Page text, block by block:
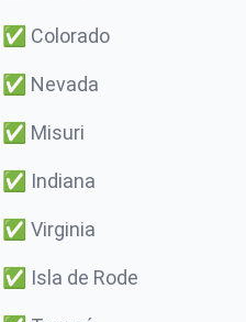
✅ Colorado
✅ Nevada
✅ Misuri
✅ Indiana
✅ Virginia
✅ Isla de Rode